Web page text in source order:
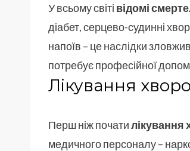
У всьому світі відомі
діабет, серцево-судинні
напоїв – це наслідки
потребує професійної
Лікування
Перш ніж початилікування
медичного персоналу –